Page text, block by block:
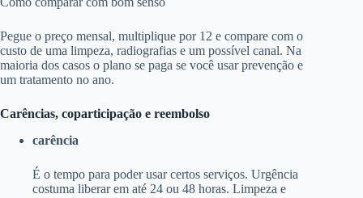
Pegue o preço mensal, multiplique por 12 e compare com o
custo de uma limpeza, radiografias e um possível canal. Na
maioria dos casos o plano se paga se você usar prevenção e
um tratamento no ano.
Carências, coparticipação e reembolso
carência
É o tempo para poder usar certos serviços. Urgência
costuma liberar em até 24 ou 48 horas. Limpeza e